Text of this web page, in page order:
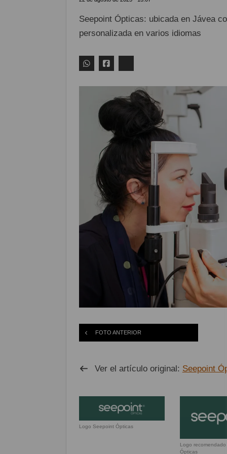
Seepoint Ópticas: ubicada en Jávea
personalizada en varios idiomas
FOTO ANTERIOR
Ver el artículo original: Seepoint
Logo Seepoint Ópticas
Logo
Ópticas